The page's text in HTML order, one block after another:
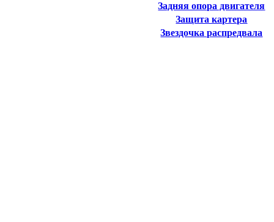
Задняя опора двигателя
Защита картера
Звездочка распредвала